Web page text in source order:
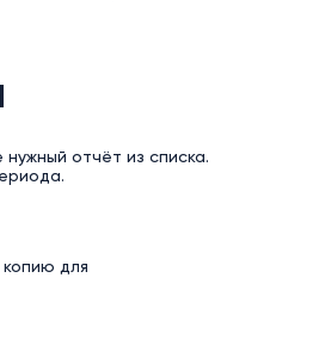
отчёт из списка.
для